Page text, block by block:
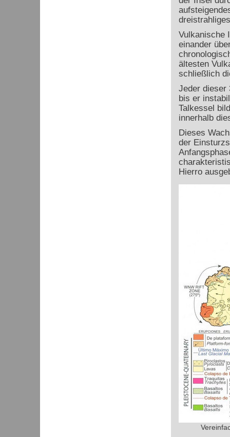
Vulkanische
einander
ältesten
schließlich
Jeder dieser
bis er
Talkessel
innerhalb
Dieses
der
Hierro